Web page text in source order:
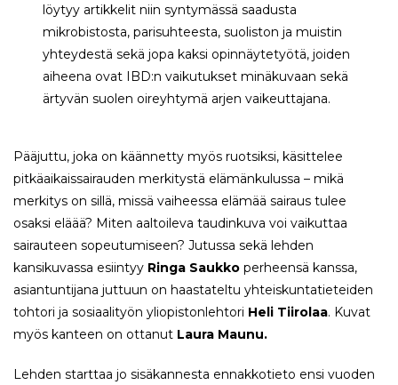
löytyy artikkelit niin syntymässä saadusta
mikrobistosta, parisuhteesta, suoliston ja muistin
yhteydestä sekä jopa kaksi opinnäytetyötä, joiden
aiheena ovat IBD:n vaikutukset minäkuvaan sekä
ärtyvän suolen oireyhtymä arjen vaikeuttajana.
Pääjuttu, joka on käännetty myös ruotsiksi, käsittelee
pitkäaikaissairauden merkitystä elämänkulussa – mikä
merkitys on sillä, missä vaiheessa elämää sairaus tulee
osaksi eläää? Miten aaltoileva taudinkuva voi vaikuttaa
sairauteen sopeutumiseen? Jutussa sekä lehden
kansikuvassa esiintyy Ringa Saukko perheensä kanssa,
asiantuntijana juttuun on haastateltu yhteiskuntatieteiden
tohtori ja sosiaalityön yliopistonlehtori Heli Tiirolaa. Kuvat
myös kanteen on ottanut Laura Maunu.
Lehden starttaa jo sisäkannesta ennakkotieto ensi vuoden